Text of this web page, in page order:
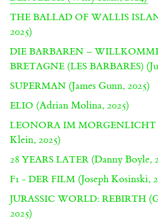
THE BALLAD OF WALLIS
2025)
DIE BARBAREN –
BRETAGNE (LES BARBARES)
SUPERMAN (James Gunn, 2025)
ELIO (Adrian Molina, 2025)
LEONORA IM MORGENLICHT
Klein, 2025)
28 YEARS LATER (Danny Boyle,
F1 - DER FILM (Joseph Kosinski,
JURASSIC WORLD: REBIRTH
2025)